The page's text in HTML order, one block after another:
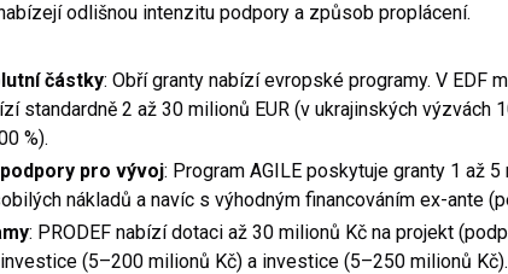
odlišnou intenzitu podpory a způsob proplácení.
částky: Obří granty nabízí evropské programy. V EDF
standardně 2 až 30 milionů EUR (v ukrajinských výzvách
%).
pro vývoj: Program AGILE poskytuje granty 1 až
nákladů a navíc s výhodným financováním ex-ante
: PRODEF nabízí dotaci až 30 milionů Kč na projekt
(5–200 milionů Kč) a investice (5–250 milionů Kč).